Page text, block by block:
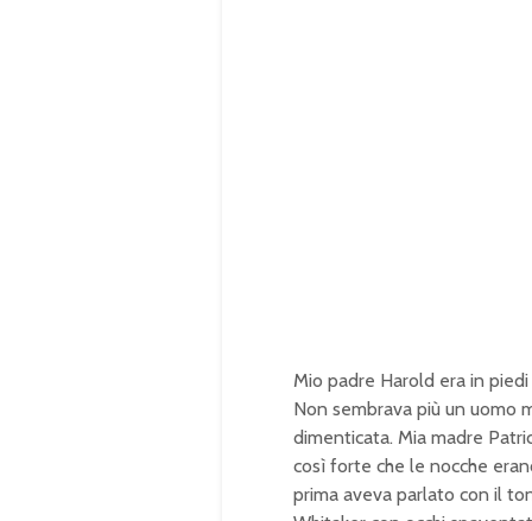
Mio padre Harold era in
Non sembrava più un uomo
dimenticata. Mia madre
così forte che le nocche
prima aveva parlato con il